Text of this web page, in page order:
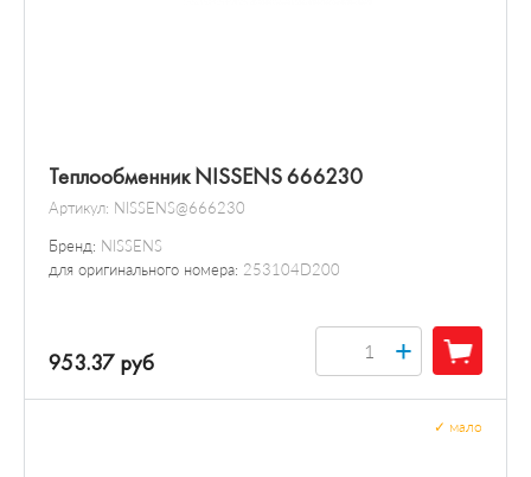
Теплообменник NISSENS 666230
Артикул: NISSENS@666230
Бренд: NISSENS
для оригинального номера: 253104D200
953.37 руб +
мало